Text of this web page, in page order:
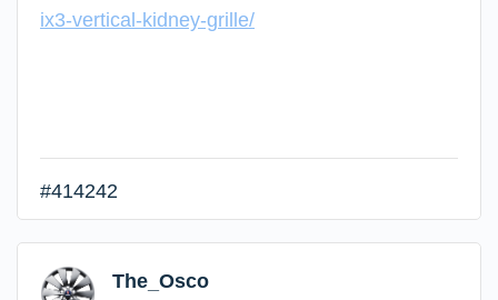
ix3-vertical-kidney-grille/
#414242
The_Osco